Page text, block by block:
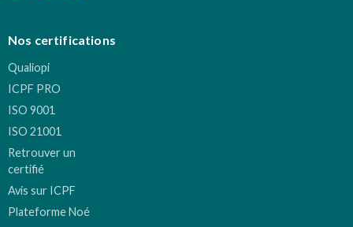
Nos certifications
Qualiopi
ICPF PRO
ISO 9001
ISO 21001
Retrouver un
certifié
Avis sur ICPF
Plateforme Noé